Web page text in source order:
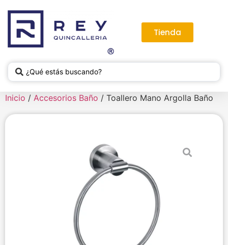
Tienda
Inicio / Accesorios Baño / Toallero Mano Argolla Baño